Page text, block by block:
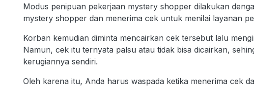
Modus penipuan pekerjaan mystery shopper dilakukan
mystery shopper dan menerima cek untuk menilai layanan
Korban kemudian diminta mencairkan cek tersebut lalu
Namun, cek itu ternyata palsu atau tidak bisa dicairkan,
kerugiannya sendiri.
Oleh karena itu, Anda harus waspada ketika menerima cek